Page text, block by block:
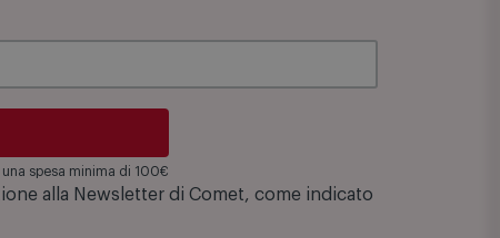
spesa minima di 100€
alla Newsletter di Comet, come indicato